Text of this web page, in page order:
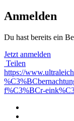
Anmelden
Du hast bereits ein
Jetzt anmelden
Teilen
https://
f%C3%BCr-